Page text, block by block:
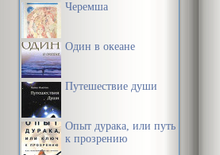
Черемша
Один в океане
Путешествие души
Опыт дурака, или путь
к прозрению